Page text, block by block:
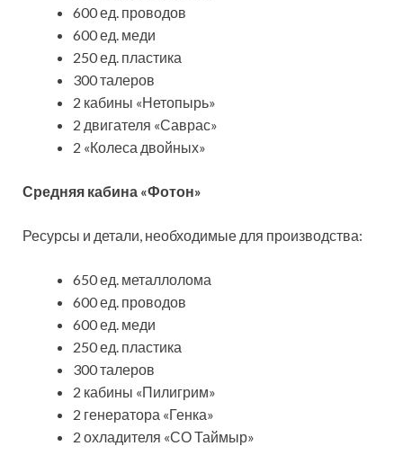
600 ед. проводов
600 ед. меди
250 ед. пластика
300 талеров
2 кабины «Нетопырь»
2 двигателя «Саврас»
2 «Колеса двойных»
Средняя кабина «Фотон»
Ресурсы и детали, необходимые для производства:
650 ед. металлолома
600 ед. проводов
600 ед. меди
250 ед. пластика
300 талеров
2 кабины «Пилигрим»
2 генератора «Генка»
2 охладителя «СО Таймыр»